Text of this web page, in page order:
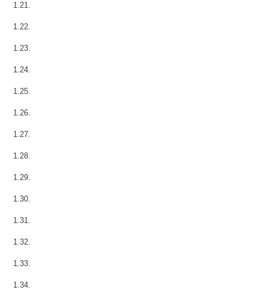
1.21.
1.22.
1.23.
1.24.
1.25.
1.26.
1.27.
1.28.
1.29.
1.30.
1.31.
1.32.
1.33.
1.34.